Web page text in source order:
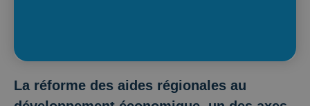
La réforme des aides régionales au